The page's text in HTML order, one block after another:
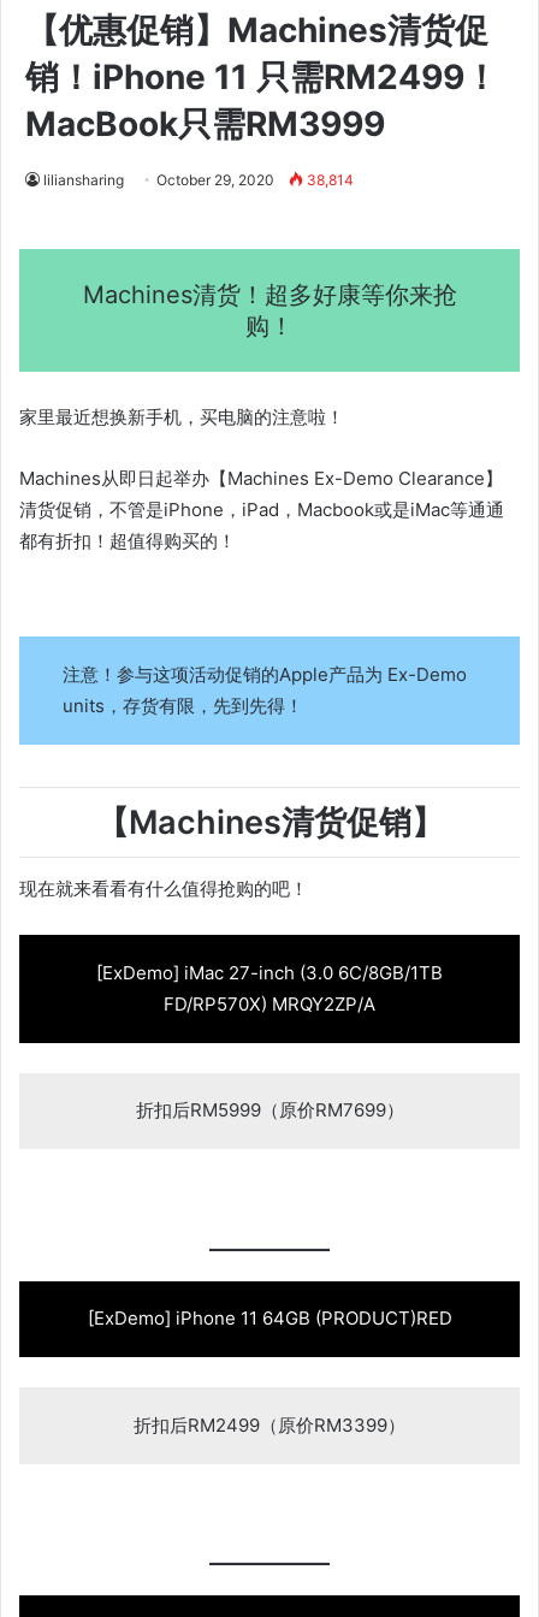
【优惠促销】Machines清货促
销！iPhone 11 只需RM2499！
MacBook只需RM3999
liliansharing October 29, 2020 38,814
Machines清货！超多好康等你来抢
购！
家里最近想换新手机，买电脑的注意啦！
Machines从即日起举办【Machines Ex-Demo Clearance】
清货促销，不管是iPhone，iPad，Macbook或是iMac等通通
都有折扣！超值得购买的！
注意！参与这项活动促销的Apple产品为 Ex-Demo
units，存货有限，先到先得！
【Machines清货促销】
现在就来看看有什么值得抢购的吧！
[ExDemo] iMac 27-inch (3.0 6C/8GB/1TB
FD/RP570X) MRQY2ZP/A
折扣后RM5999（原价RM7699）
[ExDemo] iPhone 11 64GB (PRODUCT)RED
折扣后RM2499（原价RM3399）